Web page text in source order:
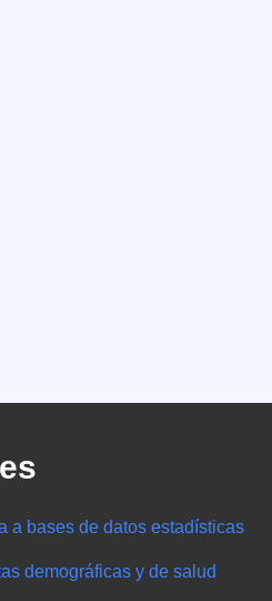
a bases de datos estadísticas
demográficas y de salud